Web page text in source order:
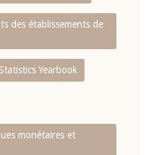
des établissements de
Statistics Yearbook
monétaires et